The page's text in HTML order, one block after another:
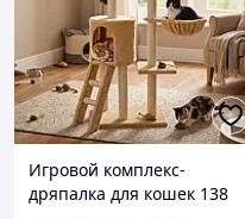
Игровой комплекс-
дряпалка для кошек 138